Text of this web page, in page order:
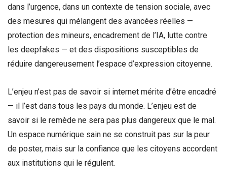
dans l’urgence, dans un contexte de tension sociale, avec
des mesures qui mélangent des avancées réelles —
protection des mineurs, encadrement de l’IA, lutte contre
les deepfakes — et des dispositions susceptibles de
réduire dangereusement l’espace d’expression citoyenne.
L’enjeu n’est pas de savoir si internet mérite d’être encadré
— il l’est dans tous les pays du monde. L’enjeu est de
savoir si le remède ne sera pas plus dangereux que le mal.
Un espace numérique sain ne se construit pas sur la peur
de poster, mais sur la confiance que les citoyens accordent
aux institutions qui le régulent.